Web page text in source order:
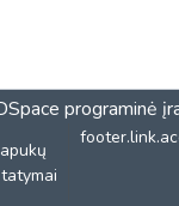
programinė